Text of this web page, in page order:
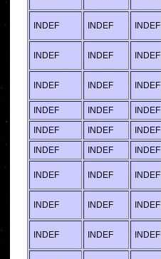
INDEF INDEF INDEF
INDEF INDEF INDEF
INDEF INDEF INDEF
INDEF INDEF INDEF
INDEF
INDEF INDEF
INDEF
INDEF INDEF
INDEF INDEF INDEF
INDEF INDEF INDEF
INDEF INDEF INDEF